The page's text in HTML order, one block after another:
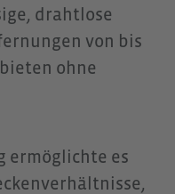
drahtlose
von bis
ohne
ermöglichte es